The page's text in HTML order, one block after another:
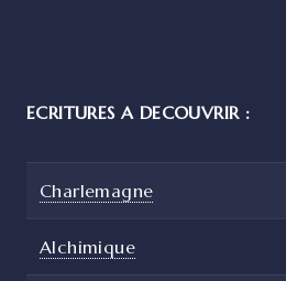
ECRITURES A DECOUVRIR :
Charlemagne
Alchimique